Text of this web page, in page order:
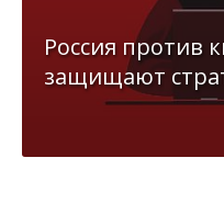
Россия против
защищают